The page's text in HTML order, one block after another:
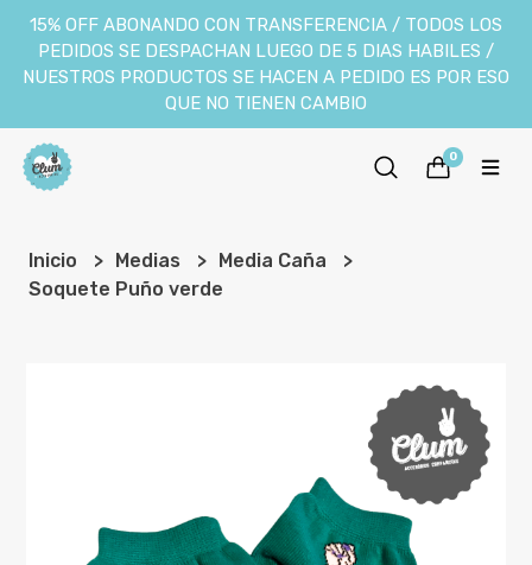
15% OFF ABONANDO CON TRANSFERENCIA / TODOS LOS
PEDIDOS SE DESPACHAN LUEGO DE 5 DIAS HABILES /
NUESTROS PRODUCTOS SE HACEN A PEDIDO ES POR ESO
QUE NO TIENEN CAMBIO
0
Inicio Medias
Media Caña
Soquete Puño verde